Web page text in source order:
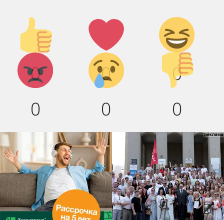
Палец
вверх!
0
Лайк!
0
Дикий
смех!
0
Агрессия!
0
Грусть :
(
0
Палец
вниз!
0